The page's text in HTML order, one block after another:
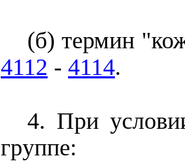
(б) термин
4112 - 4114.
4. При
группе: